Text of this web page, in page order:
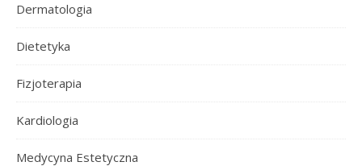
Dermatologia
Dietetyka
Fizjoterapia
Kardiologia
Medycyna Estetyczna